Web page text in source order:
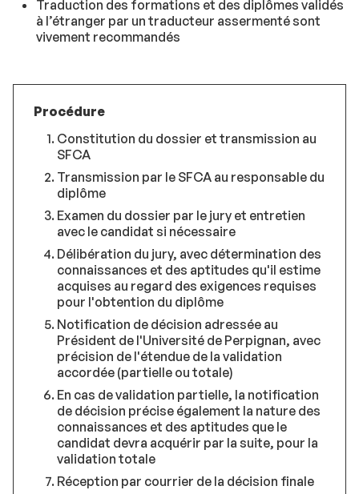
Traduction des formations et des diplômes validés
à l’étranger par un traducteur assermenté sont
vivement recommandés
Procédure
Constitution du dossier et transmission au
SFCA
Transmission par le SFCA au responsable du
diplôme
Examen du dossier par le jury et entretien
avec le candidat si nécessaire
Délibération du jury, avec détermination des
connaissances et des aptitudes qu'il estime
acquises au regard des exigences requises
pour l'obtention du diplôme
Notification de décision adressée au
Président de l'Université de Perpignan, avec
précision de l'étendue de la validation
accordée (partielle ou totale)
En cas de validation partielle, la notification
de décision précise également la nature des
connaissances et des aptitudes que le
candidat devra acquérir par la suite, pour la
validation totale
Réception par courrier de la décision finale